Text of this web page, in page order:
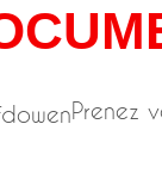
Prenez